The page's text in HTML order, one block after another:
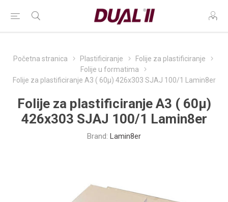
Početna stranica Plastificiranje
Folije za plastificiranje
Folije u formatima
Folije za plastificiranje A3 ( 60µ) 426x303 SJAJ 100/1 Lamin8er
Folije za plastificiranje A3 ( 60µ)
426x303 SJAJ 100/1 Lamin8er
Brand: Lamin8er